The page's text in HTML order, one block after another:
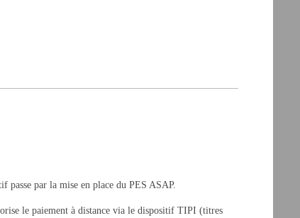
passe par la mise en place du PES ASAP.
le paiement à distance via le dispositif TIPI (titres